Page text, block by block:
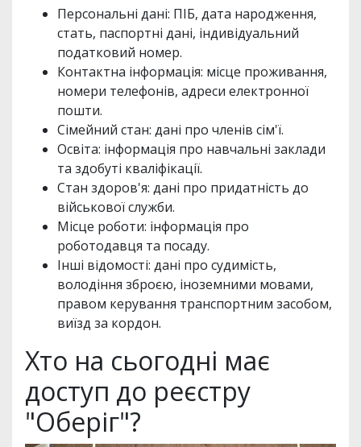
Персональні дані: ПІБ, дата народження,
стать, паспортні дані, індивідуальний
податковий номер.
Контактна інформація: місце проживання,
номери телефонів, адреси електронної
пошти.
Сімейний стан: дані про членів сім'ї.
Освіта: інформація про навчальні заклади
та здобуті кваліфікації.
Стан здоров'я: дані про придатність до
військової служби.
Місце роботи: інформація про
роботодавця та посаду.
Інші відомості: дані про судимість,
володіння зброєю, іноземними мовами,
правом керування транспортним засобом,
виїзд за кордон.
Хто на сьогодні має
доступ до реєстру
"Оберіг"?